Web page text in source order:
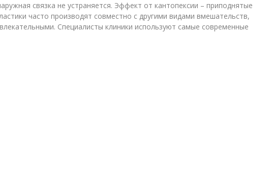
связка не устраняется. Эффект от кантопексии – приподнятые
часто производят совместно с другими видами вмешательств,
Специалисты клиники используют самые современные